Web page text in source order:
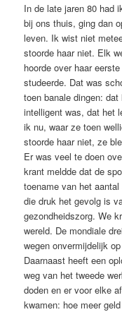
In de late jaren 80 had
bij ons thuis, ging dan
leven. Ik wist niet
stoorde haar niet. Elk
hoorde over haar
studeerde. Dat was
toen banale dingen:
intelligent was, dat het
ik nu, waar ze toen
stoorde haar niet, ze
Er was veel te doen
krant meldde dat de
toename van het
die druk het gevolg is
gezondheidszorg. We
wereld. De mondiale
wegen onvermijdelijk
Daarnaast heeft een
weg van het tweede
doden en er voor elke
kwamen: hoe meer